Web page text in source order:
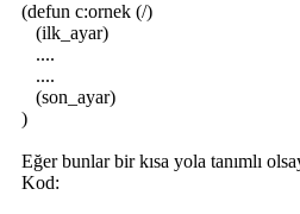
(defun c:ornek (/)
(ilk_ayar)
....
....
(son_ayar)
)
Eğer bunlar bir kısa yola tanımlı
Kod: